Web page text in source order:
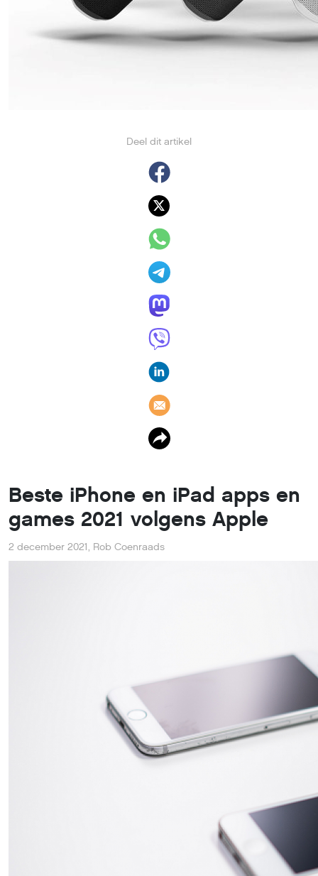
Deel dit artikel
Beste iPhone en iPad apps en
games 2021 volgens Apple
2 december 2021, Rob Coenraads